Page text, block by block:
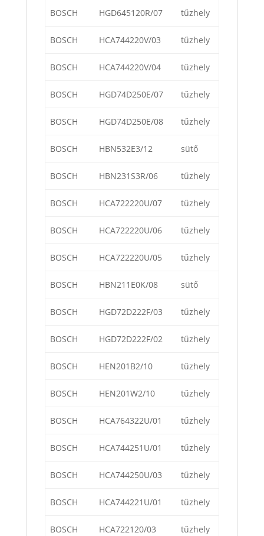
BOSCH HGD645120R/07 tűzhely
BOSCH HCA744220V/03 tűzhely
BOSCH HCA744220V/04 tűzhely
BOSCH HGD74D250E/07 tűzhely
BOSCH HGD74D250E/08 tűzhely
BOSCH HBN532E3/12 sütő
BOSCH HBN231S3R/06 tűzhely
BOSCH HCA722220U/07 tűzhely
BOSCH HCA722220U/06 tűzhely
BOSCH HCA722220U/05 tűzhely
BOSCH HBN211E0K/08 sütő
BOSCH HGD72D222F/03 tűzhely
BOSCH HGD72D222F/02 tűzhely
BOSCH HEN201B2/10 tűzhely
BOSCH HEN201W2/10 tűzhely
BOSCH HCA764322U/01 tűzhely
BOSCH HCA744251U/01 tűzhely
BOSCH HCA744250U/03 tűzhely
BOSCH HCA744221U/01 tűzhely
BOSCH HCA722120/03 tűzhely